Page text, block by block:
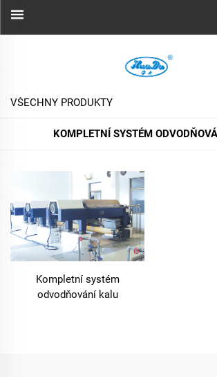
KOMPLETNÍ SYSTÉM
VŠECHNY PRODUKTY
KOMPLETNÍ SYSTÉM
Kompletní systém
odvodňování kalu